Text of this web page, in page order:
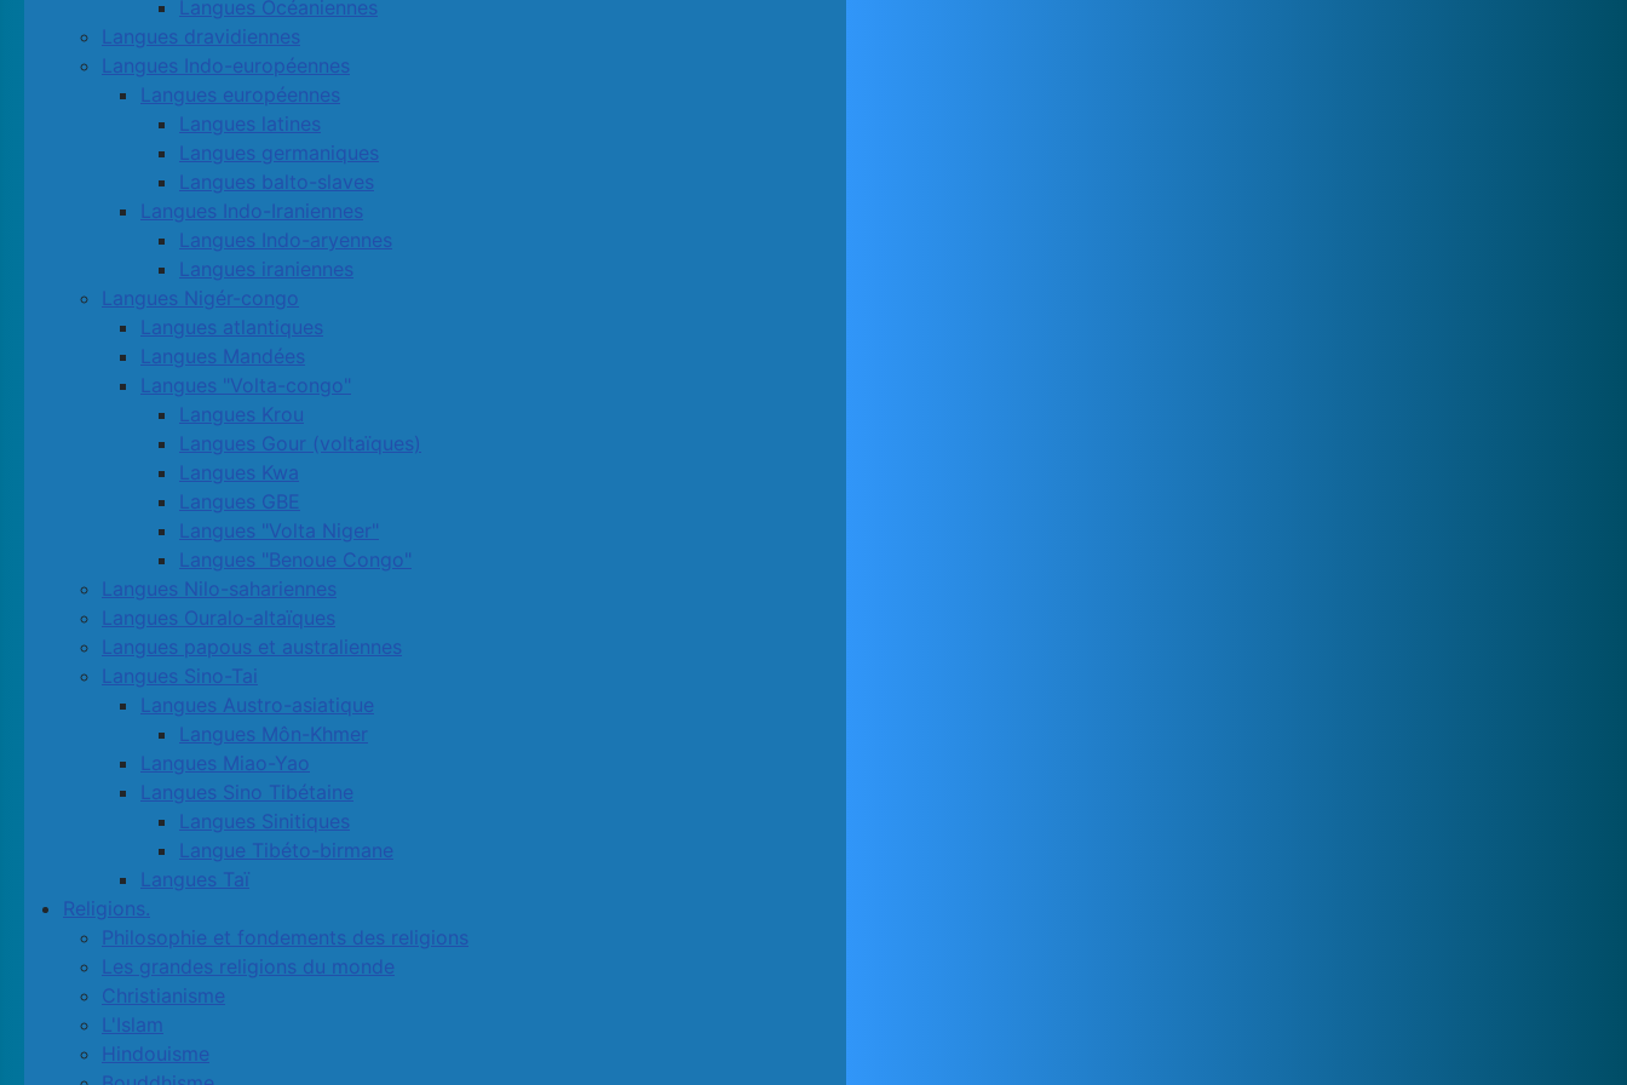
Langues Océaniennes
Langues dravidiennes
Langues Indo-européennes
Langues européennes
Langues latines
Langues germaniques
Langues balto-slaves
Langues Indo-Iraniennes
Langues Indo-aryennes
Langues iraniennes
Langues Nigér-congo
Langues atlantiques
Langues Mandées
Langues "Volta-congo"
Langues Krou
Langues Gour (voltaïques)
Langues Kwa
Langues GBE
Langues "Volta Niger"
Langues "Benoue Congo"
Langues Nilo-sahariennes
Langues Ouralo-altaïques
Langues papous et australiennes
Langues Sino-Tai
Langues Austro-asiatique
Langues Môn-Khmer
Langues Miao-Yao
Langues Sino Tibétaine
Langues Sinitiques
Langue Tibéto-birmane
Langues Taï
Religions.
Philosophie et fondements des religions
Les grandes religions du monde
Christianisme
L'Islam
Hindouisme